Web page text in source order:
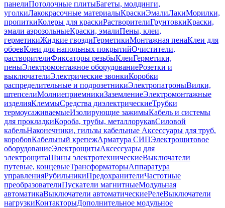
панелиПотолочные плитыБагеты, молдинги,
уголкиЛакокрасочные материалыКраскиЭмалиЛакиМорилки,
пропиткиКолеры для краскиРастворителиГрунтовкиКраски,
эмали аэрозольныеКраски, эмалиПены, клеи,
герметикиЖидкие гвоздиГерметикиМонтажная пенаКлеи для
обоевКлеи для напольных покрытийОчистители,
растворителиФиксаторы резьбыКлеиГерметики,
пеныЭлектромонтажное оборудованиеРозетки и
выключателиЭлектрические звонкиКоробки
распределительные и подрозетникиЭлектропатроныВилки,
штепселиМолниеприемникиЗаземлениеЭлектромонтажные
изделияКлеммыСредства диэлектрическиеТрубки
термоусаживаемыеИзолирующие зажимыКабель и системы
для прокладкиКороба, трубы, металлорукавСиловой
кабельНаконечники, гильзы кабельные Аксессуары для труб,
коробовКабельный крепежАрматура СИПЭлектрощитовое
оборудованиеЭлектрощитыАксессуары для
электрощитаШины электротехническиеВыключатели
путевые, концевыеТрансформаторыАппаратура
управленияРубильникиПредохранителиЧастотные
преобразователиПускатели магнитныеМодульная
автоматикаВыключатели автоматическиеРелеВыключатели
нагрузкиКонтакторыДополнительное модульное